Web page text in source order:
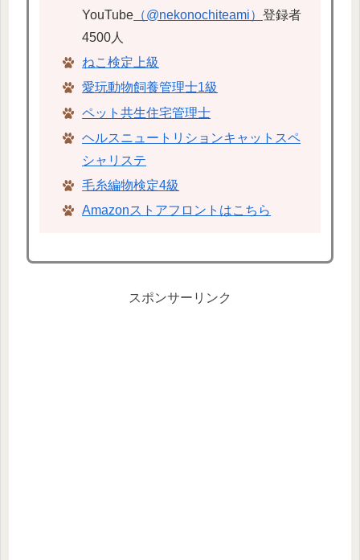
YouTube （@nekonochiteami）登録者
4500人
ねこ検定上級
愛玩動物飼養管理士1級
ペット共生住宅管理士
ヘルスニュートリションキャットスペ
シャリステ
毛糸編物検定4級
Amazonストアフロントはこちら
スポンサーリンク